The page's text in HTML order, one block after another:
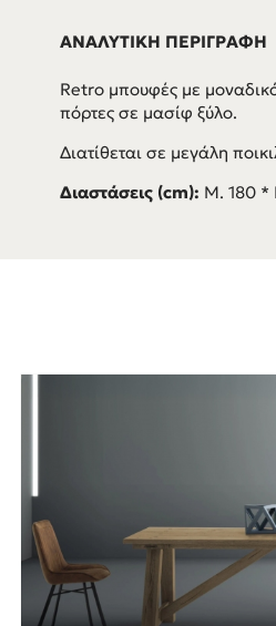
ΑΝΑΛΥΤΙΚΗ ΠΕΡΙΓΡΑΦΗ
Retro μπουφές με
πόρτες σε μασίφ ξύλο.
Διατίθεται σε μεγάλη
Διαστάσεις (cm): Μ. 180 *